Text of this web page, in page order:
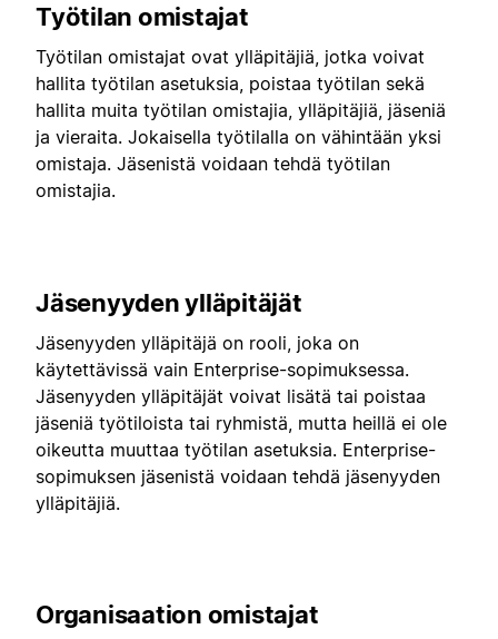
Työtilan omistajat
Työtilan omistajat ovat ylläpitäjiä, jotka voivat
hallita työtilan asetuksia, poistaa työtilan sekä
hallita muita työtilan omistajia, ylläpitäjiä, jäseniä
ja vieraita. Jokaisella työtilalla on vähintään yksi
omistaja. Jäsenistä voidaan tehdä työtilan
omistajia.
Jäsenyyden ylläpitäjät
Jäsenyyden ylläpitäjä on rooli, joka on
käytettävissä vain Enterprise-sopimuksessa.
Jäsenyyden ylläpitäjät voivat lisätä tai poistaa
jäseniä työtiloista tai ryhmistä, mutta heillä ei ole
oikeutta muuttaa työtilan asetuksia. Enterprise-
sopimuksen jäsenistä voidaan tehdä jäsenyyden
ylläpitäjiä.
Organisaation omistajat